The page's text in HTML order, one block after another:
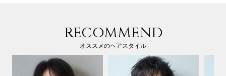
RECOMMEND
オススメのヘアスタイル